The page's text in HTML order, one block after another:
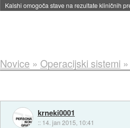
Sandisk že prodal več kot polovico SSD-jev
Novice » Operacijski sistemi »
krneki0001
:: 14. jan 2015, 10:41